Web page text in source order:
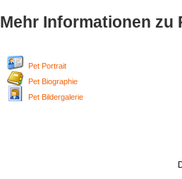
Mehr Informationen zu
Pet Portrait
Pet Biographie
Pet Bildergalerie